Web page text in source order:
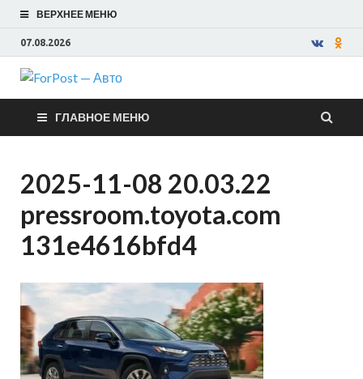
ВЕРХНЕЕ МЕНЮ
07.08.2026
ForPost —
Авто
ГЛАВНОЕ МЕНЮ
2025-11-08 20.03.22
pressroom.toyota.com
131e4616bfd4